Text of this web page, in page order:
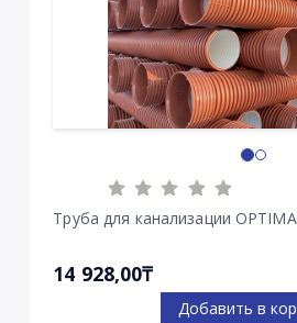
Труба для канализации
14 928,00₸
Добавить в